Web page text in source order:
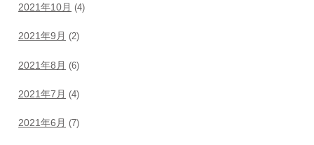
2021年10月 (4)
2021年9月 (2)
2021年8月 (6)
2021年7月 (4)
2021年6月 (7)